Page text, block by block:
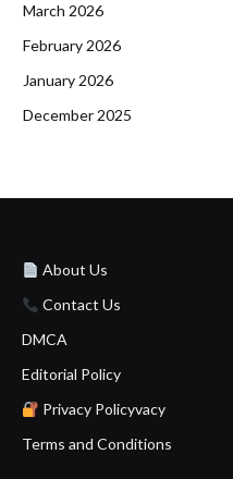
March 2026
February 2026
January 2026
December 2025
About Us
Contact Us
DMCA
Editorial Policy
Privacy Policyvacy
Terms and Conditions